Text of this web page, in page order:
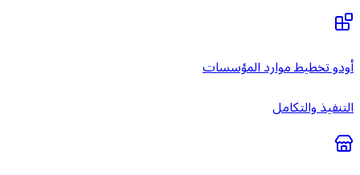
أودو تخطيط موارد المؤسسات
التنفيذ والتكامل